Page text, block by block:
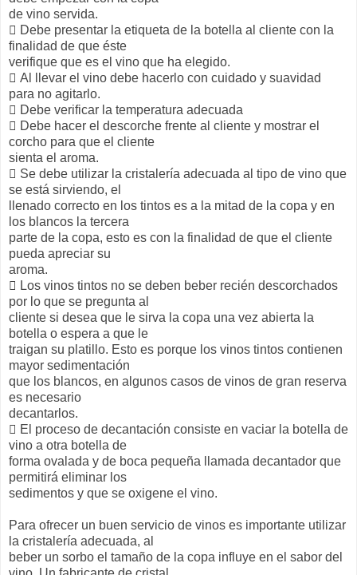
de vino servida.
 Debe presentar la etiqueta de la botella al cliente con la
finalidad de que éste
verifique que es el vino que ha elegido.
 Al llevar el vino debe hacerlo con cuidado y suavidad
para no agitarlo.
 Debe verificar la temperatura adecuada
 Debe hacer el descorche frente al cliente y mostrar el
corcho para que el cliente
sienta el aroma.
 Se debe utilizar la cristalería adecuada al tipo de vino que
se está sirviendo, el
llenado correcto en los tintos es a la mitad de la copa y en
los blancos la tercera
parte de la copa, esto es con la finalidad de que el cliente
pueda apreciar su
aroma.
 Los vinos tintos no se deben beber recién descorchados
por lo que se pregunta al
cliente si desea que le sirva la copa una vez abierta la
botella o espera a que le
traigan su platillo. Esto es porque los vinos tintos contienen
mayor sedimentación
que los blancos, en algunos casos de vinos de gran reserva
es necesario
decantarlos.
 El proceso de decantación consiste en vaciar la botella de
vino a otra botella de
forma ovalada y de boca pequeña llamada decantador que
permitirá eliminar los
sedimentos y que se oxigene el vino.
Para ofrecer un buen servicio de vinos es importante utilizar
la cristalería adecuada, al
beber un sorbo el tamaño de la copa influye en el sabor del